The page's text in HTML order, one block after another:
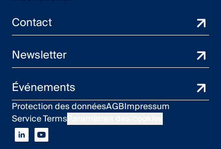
Contact
Newsletter
Événements
Protection des donnéesAGBImpressum
Service Terms